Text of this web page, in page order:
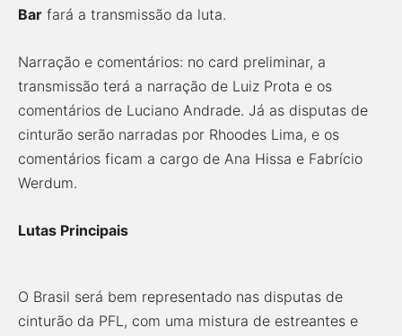
Bar fará a transmissão da luta.
Narração e comentários: no card preliminar, a
transmissão terá a narração de Luiz Prota e os
comentários de Luciano Andrade. Já as disputas de
cinturão serão narradas por Rhoodes Lima, e os
comentários ficam a cargo de Ana Hissa e Fabrício
Werdum.
Lutas Principais
O Brasil será bem representado nas disputas de
cinturão da PFL, com uma mistura de estreantes e